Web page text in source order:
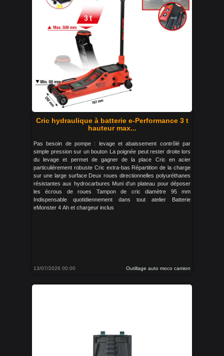
Cric hydraulique à batterie e-Performance 3 t
hauteur max...
Pas besoin de pompe : levage et abaissement contrôlé par
simple pression sur un bouton La poignée peut rester droite lors
du levage et permet de gagner de la place Cric en acier
particulièrement robuste Cric extra-bas Répartition de la charge
sur une large surface Deux roues directionnelles polyuréthanes
résistantes aux hydrocarbures Muni d'un plateau pour déposer
les écrous de roues Tampon de cric diamètre 95 mm
Indispensable quotidiennement dans tout atelier Batterie
eMonster 4 Ah et chargeur inclus
13/07/2026 00:00 Outillage auto moco camion